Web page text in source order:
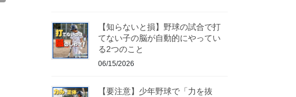
【知らないと損】野球の試合で打
てない子の脳が自動的にやってい
る2つのこと
06/15/2026
【要注意】少年野球で「力を抜